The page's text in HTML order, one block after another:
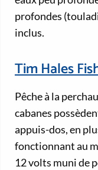
profondes
inclus.
Tim Hales
Pêche à la
cabanes
appuis-dos, en
fonctionnant au
12 volts muni de